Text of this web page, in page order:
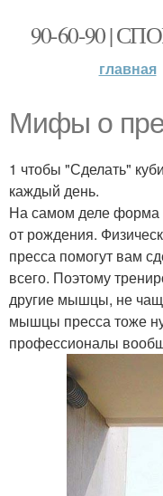
90-60-90 |
главная
Мифы о
1 чтобы "Сделать"
каждый день.
На самом деле форма
от рождения.
пресса помогут вам
всего. Поэтому
другие мышцы, не
мышцы пресса тоже
профессионалы